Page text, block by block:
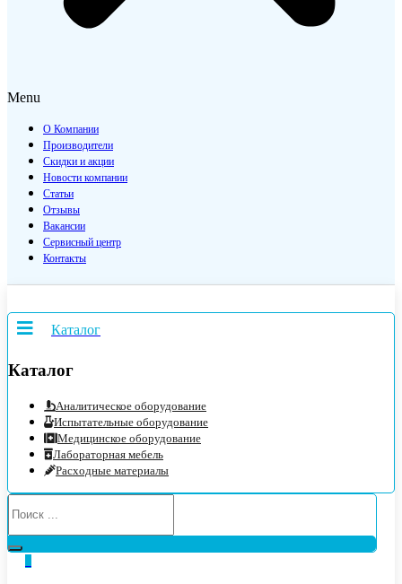
Menu
О Компании
Производители
Скидки и акции
Новости компании
Статьи
Отзывы
Вакансии
Сервисный центр
Контакты
Каталог
Каталог
Аналитическое оборудование
Испытательные оборудование
Медицинское оборудование
Лабораторная мебель
Расходные материалы